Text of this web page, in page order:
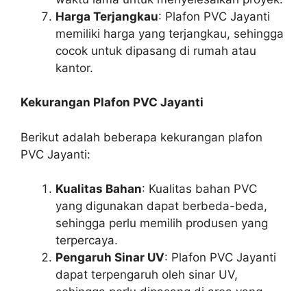
Harga Terjangkau: Plafon PVC Jayanti
memiliki harga yang terjangkau, sehingga
cocok untuk dipasang di rumah atau
kantor.
Kekurangan Plafon PVC Jayanti
Berikut adalah beberapa kekurangan plafon
PVC Jayanti:
Kualitas Bahan: Kualitas bahan PVC
yang digunakan dapat berbeda-beda,
sehingga perlu memilih produsen yang
terpercaya.
Pengaruh Sinar UV: Plafon PVC Jayanti
dapat terpengaruh oleh sinar UV,